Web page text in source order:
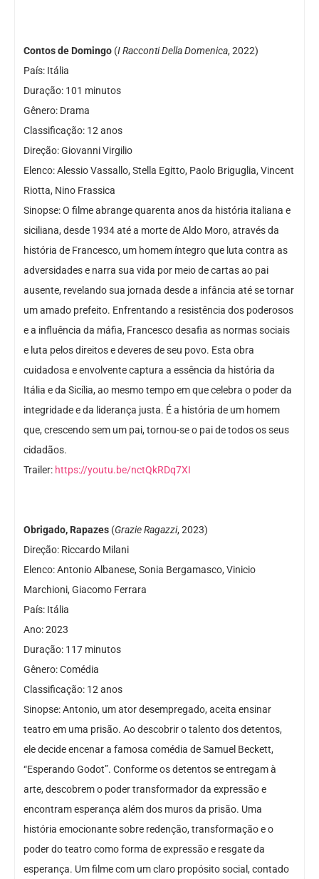
Contos de Domingo (I Racconti Della Domenica, 2022)
País: Itália
Duração: 101 minutos
Gênero: Drama
Classificação: 12 anos
Direção: Giovanni Virgilio
Elenco: Alessio Vassallo, Stella Egitto, Paolo Briguglia, Vincent
Riotta, Nino Frassica
Sinopse: O filme abrange quarenta anos da história italiana e
siciliana, desde 1934 até a morte de Aldo Moro, através da
história de Francesco, um homem íntegro que luta contra as
adversidades e narra sua vida por meio de cartas ao pai
ausente, revelando sua jornada desde a infância até se tornar
um amado prefeito. Enfrentando a resistência dos poderosos
e a influência da máfia, Francesco desafia as normas sociais
e luta pelos direitos e deveres de seu povo. Esta obra
cuidadosa e envolvente captura a essência da história da
Itália e da Sicília, ao mesmo tempo em que celebra o poder da
integridade e da liderança justa. É a história de um homem
que, crescendo sem um pai, tornou-se o pai de todos os seus
cidadãos.
Trailer: https://youtu.be/nctQkRDq7XI
Obrigado, Rapazes (Grazie Ragazzi, 2023)
Direção: Riccardo Milani
Elenco: Antonio Albanese, Sonia Bergamasco, Vinicio
Marchioni, Giacomo Ferrara
País: Itália
Ano: 2023
Duração: 117 minutos
Gênero: Comédia
Classificação: 12 anos
Sinopse: Antonio, um ator desempregado, aceita ensinar
teatro em uma prisão. Ao descobrir o talento dos detentos,
ele decide encenar a famosa comédia de Samuel Beckett,
“Esperando Godot”. Conforme os detentos se entregam à
arte, descobrem o poder transformador da expressão e
encontram esperança além dos muros da prisão. Uma
história emocionante sobre redenção, transformação e o
poder do teatro como forma de expressão e resgate da
esperança. Um filme com um claro propósito social, contado